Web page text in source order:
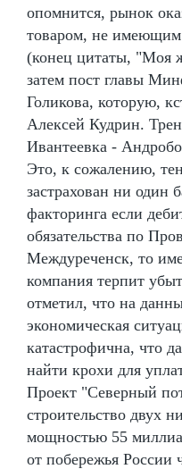
опомнится, рынок
товаром, не имеющим
(конец цитаты, "Моя
затем пост главы
Голикова, которую,
Алексей Кудрин.
Ивантеевка -
Это, к сожалению,
застрахован ни один
факторинга если
обязательства по
Междуреченск, то
компания терпит
отметил, что на
экономическая
катастрофична, что
найти крохи для
Проект "Северный
строительство двух
мощностью 55
от побережья России